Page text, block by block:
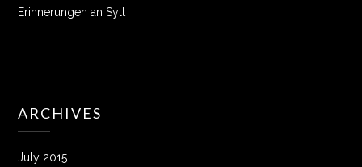
Erinnerungen an Sylt
ARCHIVES
July 2015